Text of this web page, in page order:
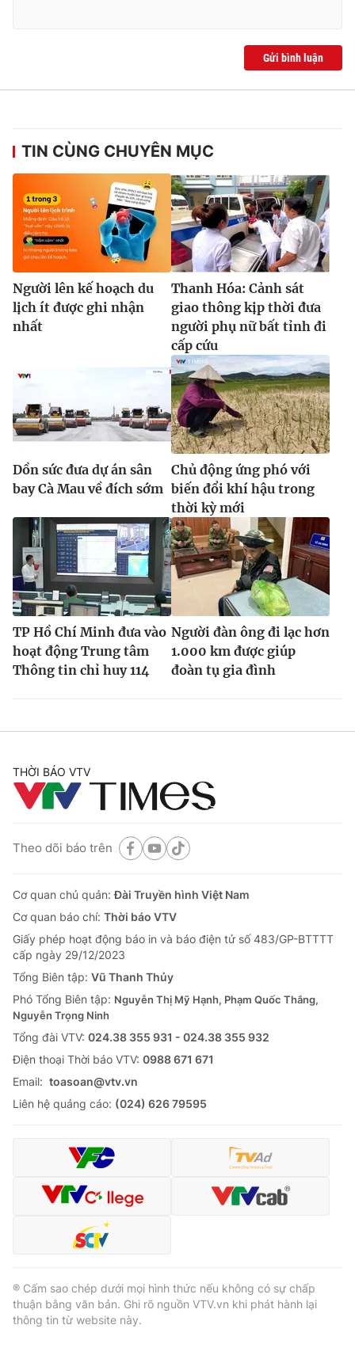
Gửi bình luận
TIN CÙNG CHUYÊN MỤC
Người lên kế hoạch du
lịch ít được ghi nhận
nhất
Thanh Hóa: Cảnh sát
giao thông kịp thời đưa
người phụ nữ bất tỉnh đi
cấp cứu
Dồn sức đưa dự án sân
bay Cà Mau về đích sớm
Chủ động ứng phó với
biến đổi khí hậu trong
thời kỳ mới
TP Hồ Chí Minh đưa vào
hoạt động Trung tâm
Thông tin chỉ huy 114
Người đàn ông đi lạc hơn
1.000 km được giúp
đoàn tụ gia đình
THỜI BÁO VTV
Theo dõi báo trên
Cơ quan chủ quản:Đài Truyền hình Việt Nam
Cơ quan báo chí: Thời báo VTV
Giấy phép hoạt động báo in và báo điện tử số 483/GP-BTTTT
cấp ngày 29/12/2023
Tổng Biên tập: Vũ Thanh Thủy
Phó Tổng Biên tập: Nguyễn Thị Mỹ Hạnh, Phạm Quốc Thắng,
Nguyễn Trọng Ninh
Tổng đài VTV: 024.38 355 931 - 024.38 355 932
Ðiện thoại Thời báo VTV: 0988 671 671
Email: toasoan@vtv.vn
Liên hệ quảng cáo: (024) 626 79595
® Cấm sao chép dưới mọi hình thức nếu không có sự chấp
thuận bằng văn bản. Ghi rõ nguồn VTV.vn khi phát hành lại
thông tin từ website này.